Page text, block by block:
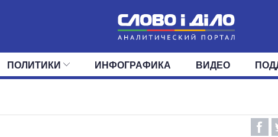
МИР
ПОЛИТИКИ
ОКРУГА
ИНФОГРАФИКА ВИДЕО